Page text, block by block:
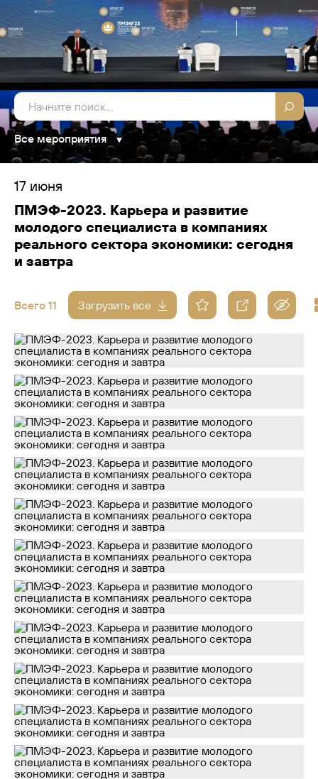
Все мероприятия
17 июня
ПМЭФ-2023. Карьера и развитие
молодого специалиста в компаниях
реального сектора экономики: сегодня
и завтра
Всего 11 Загрузить все